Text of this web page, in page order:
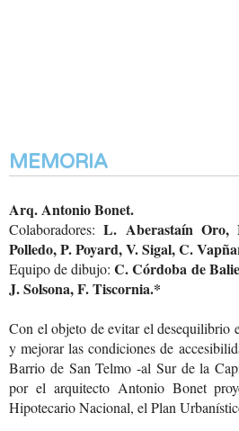
MEMORIA
Arq. Antonio Bonet.
Colaboradores:L. Aberastaín Oro,
Polledo, P. Poyard, V. Sigal, C.
Equipo de dibujo: C. Córdoba de
J. Solsona, F. Tiscornia.*
Con el objeto de evitar el desequilibrio
y mejorar las condiciones de
Barrio de San Telmo -al Sur de la
por el arquitecto Antonio Bonet
Hipotecario Nacional, el Plan